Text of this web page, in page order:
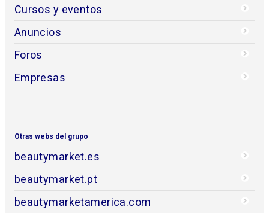
Cursos y eventos
Anuncios
Foros
Empresas
Otras webs del grupo
beautymarket.es
beautymarket.pt
beautymarketamerica.com